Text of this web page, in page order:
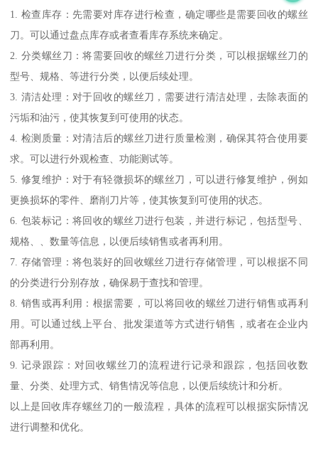
1. 检查库存：先需要对库存进行检查，确定哪些是需要回收的螺丝
刀。可以通过盘点库存或者查看库存系统来确定。
2. 分类螺丝刀：将需要回收的螺丝刀进行分类，可以根据螺丝刀的
型号、规格、等进行分类，以便后续处理。
3. 清洁处理：对于回收的螺丝刀，需要进行清洁处理，去除表面的
污垢和油污，使其恢复到可使用的状态。
4. 检测质量：对清洁后的螺丝刀进行质量检测，确保其符合使用要
求。可以进行外观检查、功能测试等。
5. 修复维护：对于有轻微损坏的螺丝刀，可以进行修复维护，例如
更换损坏的零件、磨削刀片等，使其恢复到可使用的状态。
6. 包装标记：将回收的螺丝刀进行包装，并进行标记，包括型号、
规格、、数量等信息，以便后续销售或者再利用。
7. 存储管理：将包装好的回收螺丝刀进行存储管理，可以根据不同
的分类进行分别存放，确保易于查找和管理。
8. 销售或再利用：根据需要，可以将回收的螺丝刀进行销售或再利
用。可以通过线上平台、批发渠道等方式进行销售，或者在企业内
部再利用。
9. 记录跟踪：对回收螺丝刀的流程进行记录和跟踪，包括回收数
量、分类、处理方式、销售情况等信息，以便后续统计和分析。
以上是回收库存螺丝刀的一般流程，具体的流程可以根据实际情况
进行调整和优化。